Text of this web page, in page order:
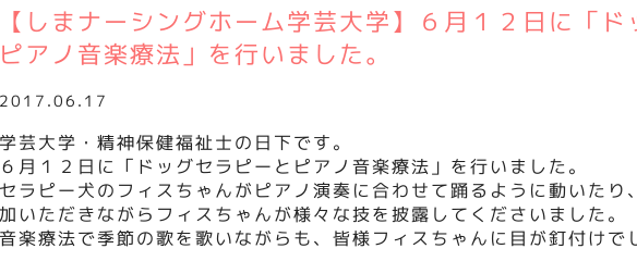
【しまナーシングホーム学芸大学】６月１２日に「ド
ピアノ音楽療法」を行いました。
2017.06.17
学芸大学・精神保健福祉士の日下です。
６月１２日に「ドッグセラピーとピアノ音楽療法」を行いました。
セラピー犬のフィスちゃんがピアノ演奏に合わせて踊るように動いたり
加いただきながらフィスちゃんが様々な技を披露してくださいました。
音楽療法で季節の歌を歌いながらも、皆様フィスちゃんに目が釘付けで